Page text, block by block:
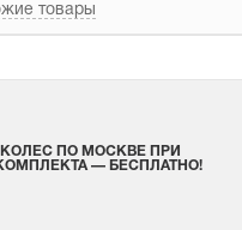
товары
ПО МОСКВЕ ПРИ
— БЕСПЛАТНО!